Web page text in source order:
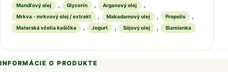
Mandľový olej , Glycerín , Arganový olej ,
Mrkva - mrkvový olej / extrakt , Makadamový olej , Propolis ,
Materská včelia kašička , Jogurt , Sójový olej , Slamienka
INFORMÁCIE O PRODUKTE